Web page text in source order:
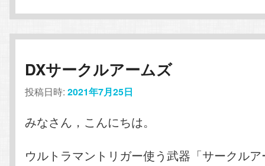
DXサークルアームズ
投稿日時:2021年7月25日
みなさん，こんにちは。
ウルトラマントリガー使う武器「サークル